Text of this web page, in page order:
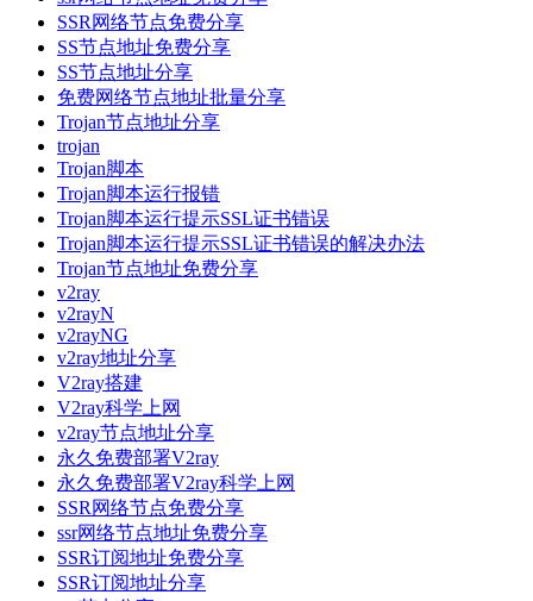
SSR网络节点免费分享
SS节点地址免费分享
SS节点地址分享
免费网络节点地址批量分享
Trojan节点地址分享
trojan
Trojan脚本
Trojan脚本运行报错
Trojan脚本运行提示SSL证书错误
Trojan脚本运行提示SSL证书错误的解决办法
Trojan节点地址免费分享
v2ray
v2rayN
v2rayNG
v2ray地址分享
V2ray搭建
V2ray科学上网
v2ray节点地址分享
永久免费部署V2ray
永久免费部署V2ray科学上网
SSR网络节点免费分享
ssr网络节点地址免费分享
SSR订阅地址免费分享
SSR订阅地址分享